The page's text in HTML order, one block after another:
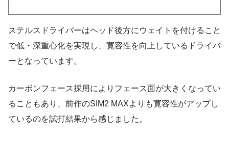
ステルスドライバーはヘッド後方にウェイトを付けること
で低・深重心化を実現し、寛容性を向上しているドライバ
ーとなっています。
カーボンフェース採用によりフェース面が大きくなってい
ることもあり、前作のSIM2 MAXよりも寛容性がアップし
ているのを試打結果から感じました。